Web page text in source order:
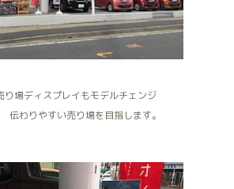
り場ディスプレイもモデルチェンジ
伝わりやすい売り場を目指します。